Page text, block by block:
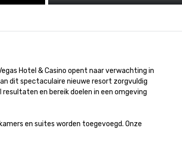
Hotel & Casino opent naar verwachting in
dit spectaculaire nieuwe resort zorgvuldig
en bereik doelen in een omgeving
en suites worden toegevoegd. Onze